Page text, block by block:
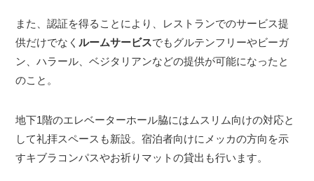
また、認証を得ることにより、レストランでのサービス提
供だけでなく ルームサービスでもグルテンフリーやビーガ
ン、ハラール、ベジタリアンなどの提供が可能になったと
のこと。
地下1階のエレベーターホール脇にはムスリム向けの対応と
して礼拝スペースも新設。宿泊者向けにメッカの方向を示
すキブラコンパスやお祈りマットの貸出も行います。